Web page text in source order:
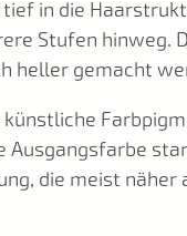
in die
Stufen hinweg.
heller gemacht
Ausgangsfarbe
die meist